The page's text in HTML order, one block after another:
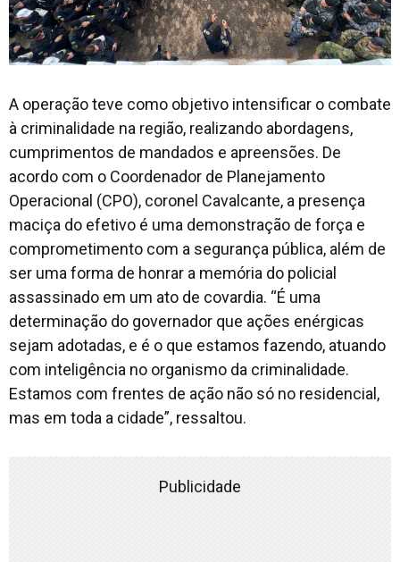
A operação teve como objetivo intensificar o combate
à criminalidade na região, realizando abordagens,
cumprimentos de mandados e apreensões. De
acordo com o Coordenador de Planejamento
Operacional (CPO), coronel Cavalcante, a presença
maciça do efetivo é uma demonstração de força e
comprometimento com a segurança pública, além de
ser uma forma de honrar a memória do policial
assassinado em um ato de covardia. “É uma
determinação do governador que ações enérgicas
sejam adotadas, e é o que estamos fazendo, atuando
com inteligência no organismo da criminalidade.
Estamos com frentes de ação não só no residencial,
mas em toda a cidade”, ressaltou.
Publicidade